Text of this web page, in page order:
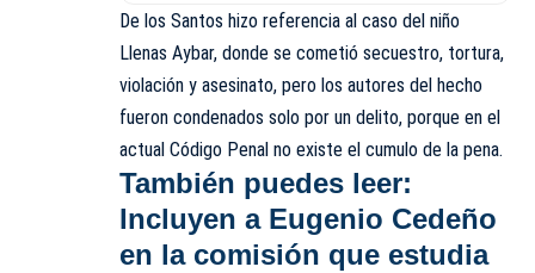
De los Santos hizo referencia al caso del niño
Llenas Aybar, donde se cometió secuestro, tortura,
violación y asesinato, pero los autores del hecho
fueron condenados solo por un delito, porque en el
actual Código Penal no existe el cumulo de la pena.
También puedes leer:
Incluyen a Eugenio Cedeño
en la comisión que estudia